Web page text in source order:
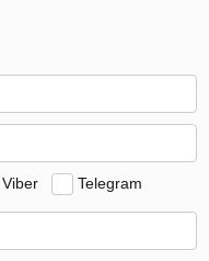
Viber Telegram